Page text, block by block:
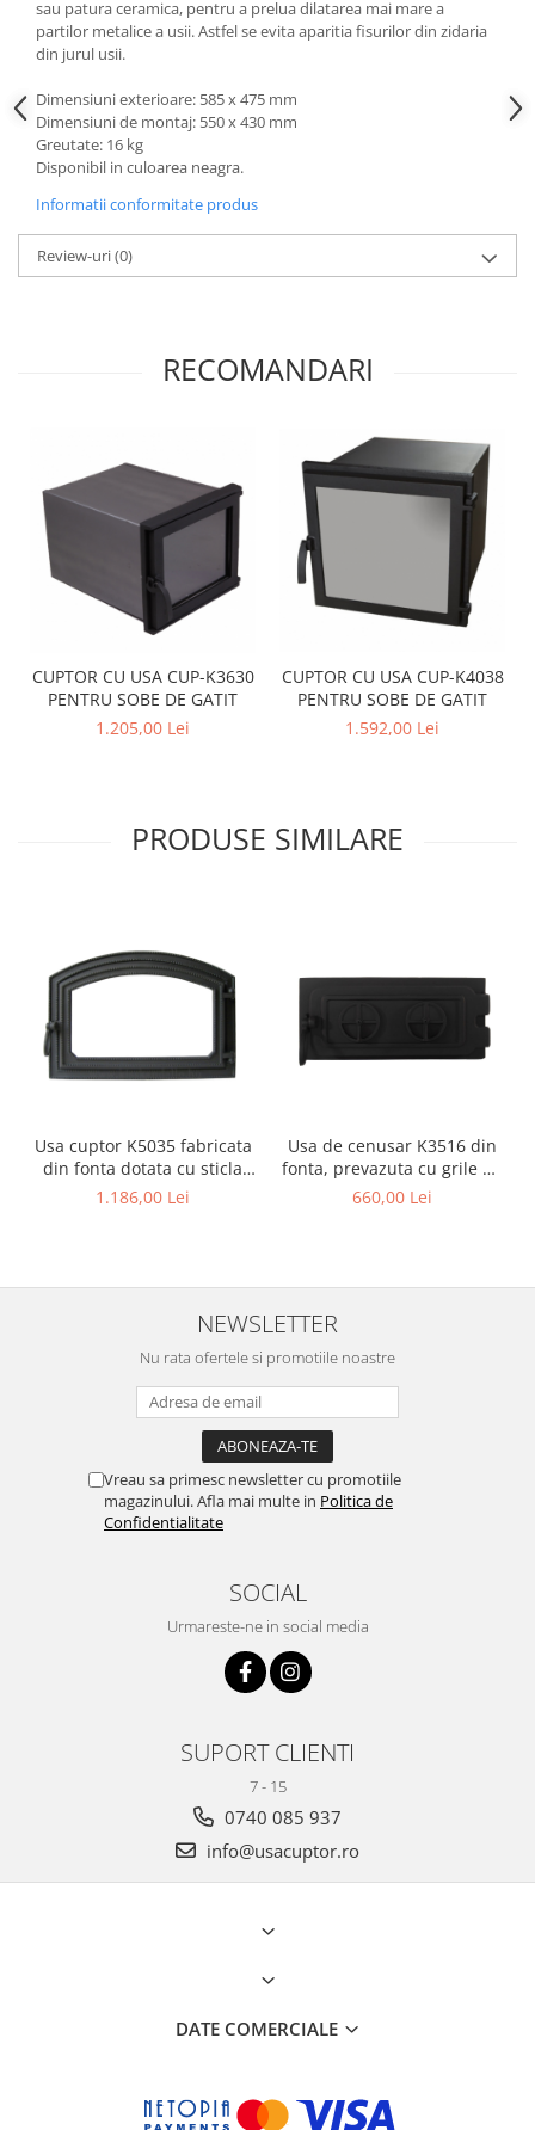
sau patura ceramica, pentru a prelua dilatarea mai mare a
partilor metalice a usii. Astfel se evita aparitia fisurilor din zidaria
din jurul usii.
Dimensiuni exterioare: 585 x 475 mm
Dimensiuni de montaj: 550 x 430 mm
Greutate: 16 kg
Disponibil in culoarea neagra.
Informatii conformitate produs
Review-uri(0)
RECOMANDARI
CUPTOR CU USA CUP-K3630
PENTRU SOBE DE GATIT
1.205,00 Lei
CUPTOR CU USA CUP-K4038
PENTRU SOBE DE GATIT
1.592,00 Lei
PRODUSE SIMILARE
Usa cuptor K5035 fabricata
din fonta dotata cu sticla
termorezistenta
1.186,00 Lei
Usa de cenusar K3516 din
fonta, prevazuta cu grile de
ventilatie
660,00 Lei
NEWSLETTER
Nu rata ofertele si promotiile noastre
Vreau sa primesc newsletter cu promotiile
magazinului. Afla mai multe in Politica de
Confidentialitate
SOCIAL
Urmareste-ne in social media
SUPORT CLIENTI
7 - 15
0740 085 937
info@usacuptor.ro
DATE COMERCIALE